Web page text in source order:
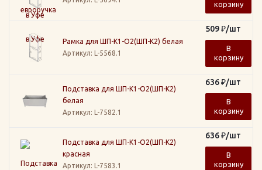
корзину
Рамка для ШП-К1-О2(ШП-К2) белая
Артикул: L-5568.1
509₽/шт
В
корзину
Подставка для ШП-К1-О2(ШП-К2)
белая
Артикул: L-7582.1
636₽/шт
В
корзину
Подставка для ШП-К1-О2(ШП-К2)
красная
Артикул: L-7583.1
636₽/шт
В
корзину